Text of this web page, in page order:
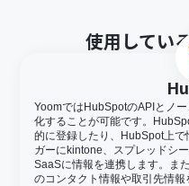
使用してい
YoomではHubSpotのAPIとノ
化することが可能です。
的に登録したり、HubSpot上
ガーにkintone、スプレッドシ
SaaSに情報を連携します。ま
のコンタクト情報や取引先情